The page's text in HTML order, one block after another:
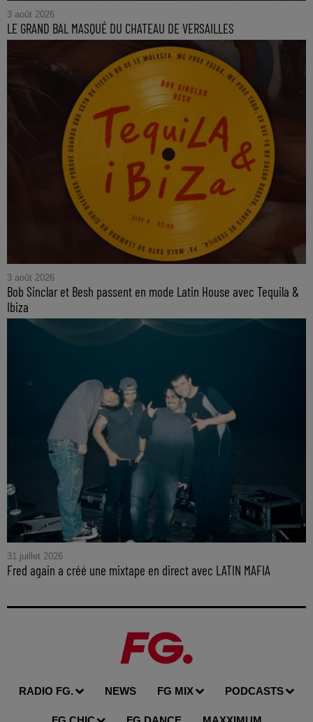
3 août 2026
LE GRAND BAL MASQUÉ DU CHATEAU DE VERSAILLES
3 août 2026
Bob Sinclar et Besh passent en mode Latin House avec Tequila &
Ibiza
31 juillet 2026
Fred again a créé une mixtape en direct avec LATIN MAFIA
RADIO FG. NEWS FG MIX PODCASTS